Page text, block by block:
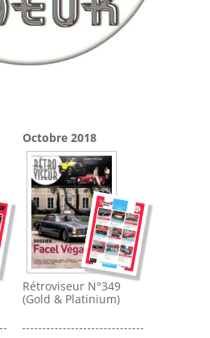
Octobre 2018
Rétroviseur N°349
(Gold & Platinium)